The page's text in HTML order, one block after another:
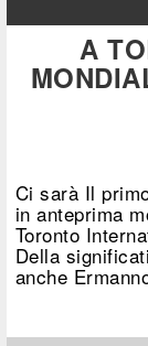
A
Ci sarà Il
in anteprima
Toronto
Della
anche